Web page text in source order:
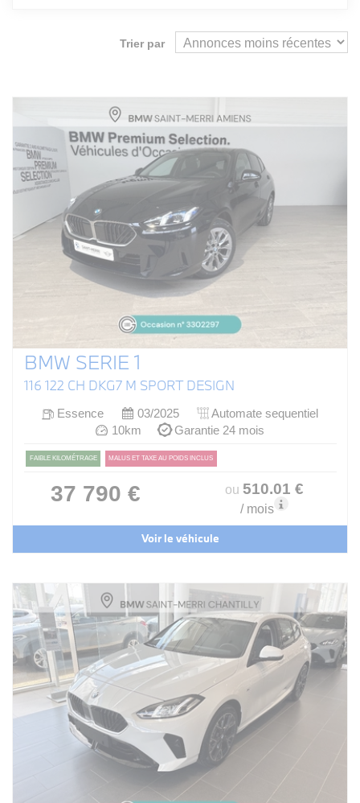
Trier par
BMW SERIE 1
116 122 CH DKG7 M SPORT DESIGN
Essence 03/2025
Automate sequentiel
10km
Garantie 24 mois
FAIBLE KILOMÉTRAGE MALUS ET TAXE AU POIDS INCLUS
37 790 € ou 510.01 €
/ mois
Voir le véhicule